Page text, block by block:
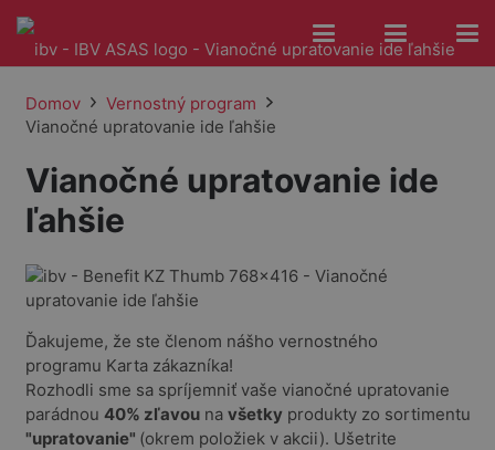
Domov
Vernostný program
Vianočné upratovanie ide ľahšie
Vianočné upratovanie ide
ľahšie
Ďakujeme, že ste členom nášho vernostného
programu Karta zákazníka!
Rozhodli sme sa spríjemniť vaše vianočné upratovanie
parádnou 40% zľavouna všetkyprodukty zo sortimentu
"upratovanie" (okrem položiek v akcii). Ušetrite